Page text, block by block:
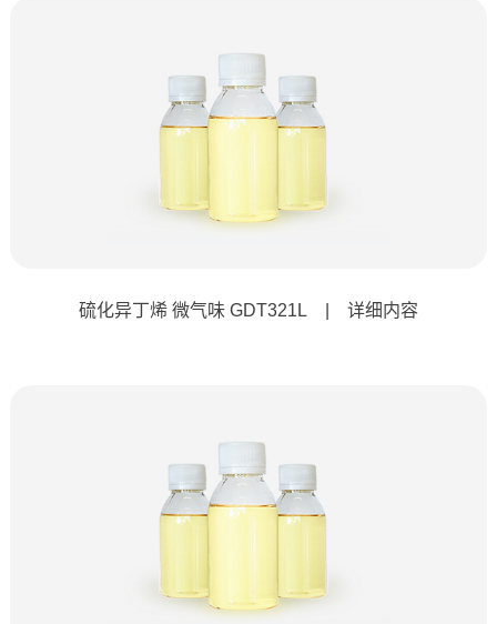
硫化异丁烯 微气味 GDT321L | 详细内容